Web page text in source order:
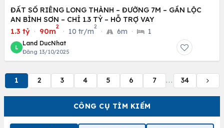
CÔNG CỤ TÌM KIẾM
ĐẤT SỔ RIÊNG LONG THÀNH – ĐƯỜNG 7M – GẦN LỘC
AN BÌNH SƠN – CHỈ 1.3 TỶ – HỖ TRỢ VAY
1.3 tỷ · 90m
2
· 10 tr/m
2
· 6m · 1
L
Land DucNhat
Đăng 13/10/2025
1 2 3 4 5 6 7 ... 34